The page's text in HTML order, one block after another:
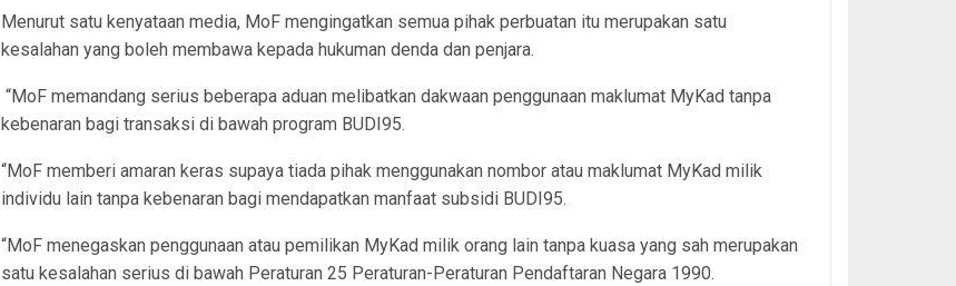
Menurut satu kenyataan media, MoF mengingatkan semua pihak perbuatan itu merupakan satu
kesalahan yang boleh membawa kepada hukuman denda dan penjara.
“MoF memandang serius beberapa aduan melibatkan dakwaan penggunaan maklumat MyKad tanpa
kebenaran bagi transaksi di bawah program BUDI95.
“MoF memberi amaran keras supaya tiada pihak menggunakan nombor atau maklumat MyKad milik
individu lain tanpa kebenaran bagi mendapatkan manfaat subsidi BUDI95.
“MoF menegaskan penggunaan atau pemilikan MyKad milik orang lain tanpa kuasa yang sah merupakan
satu kesalahan serius di bawah Peraturan 25 Peraturan-Peraturan Pendaftaran Negara 1990.